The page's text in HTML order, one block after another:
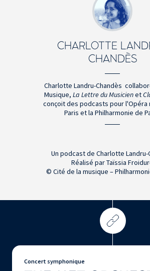
CHARLOTTE
CHANDÈS
Charlotte Landru-Chandès
Musique, La Lettre du Musicienet
conçoit des podcasts pour l'Opéra
Paris et la Philharmonie de
Un podcast de Charlotte Landru-
Réalisé par Taïssia
© Cité de la musique –
Concert symphonique